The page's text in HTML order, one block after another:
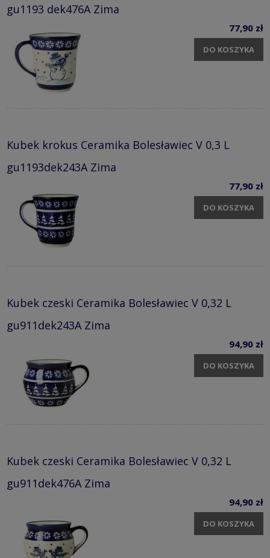
gu1193 dek476A Zima
77,90 zł
DO KOSZYKA
Kubek krokus Ceramika Bolesławiec V 0,3 L
gu1193dek243A Zima
77,90 zł
DO KOSZYKA
Kubek czeski Ceramika Bolesławiec V 0,32 L
gu911dek243A Zima
94,90 zł
DO KOSZYKA
Kubek czeski Ceramika Bolesławiec V 0,32 L
gu911dek476A Zima
94,90 zł
DO KOSZYKA